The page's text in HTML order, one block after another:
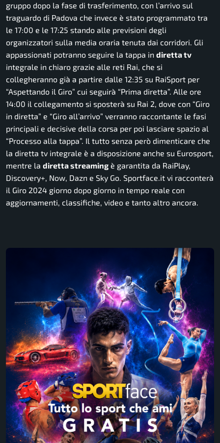
gruppo dopo la fase di trasferimento, con l’arrivo sul
traguardo di Padova che invece è stato programmato tra
le 17:00 e le 17:25 stando alle previsioni degli
organizzatori sulla media oraria tenuta dai corridori. Gli
appassionati potranno seguire la tappa in diretta tv
integrale in chiaro grazie alle reti Rai, che si
collegheranno già a partire dalle 12:35 su RaiSport per
“Aspettando il Giro” cui seguirà “Prima diretta”. Alle ore
14:00 il collegamento si sposterà su Rai 2, dove con “Giro
in diretta” e “Giro all’arrivo” verranno raccontante le fasi
principali e decisive della corsa per poi lasciare spazio al
“Processo alla tappa”. Il tutto senza però dimenticare che
la diretta tv integrale è a disposizione anche su Eurosport,
mentre la diretta streaming è garantita da RaiPlay,
Discovery+, Now, Dazn e Sky Go. Sportface.it vi racconterà
il Giro 2024 giorno dopo giorno in tempo reale con
aggiornamenti, classifiche, video e tanto altro ancora.